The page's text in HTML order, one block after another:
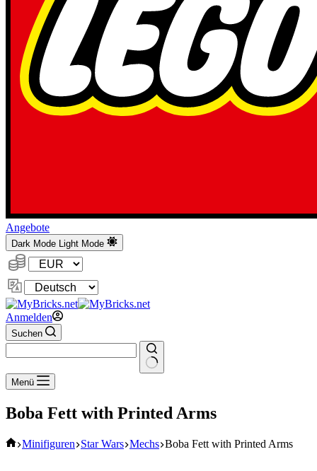
Angebote
Dark Mode Light Mode
Währung:
Sprache
ändern
Anmelden
Suchen
Keine
Ergebnisse
Menü
Boba Fett with Printed Arms
Start
Minifiguren Star Wars Mechs Boba Fett with Printed Arms